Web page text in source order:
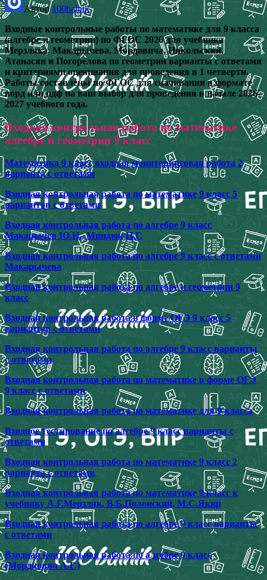
Автор100balnik
Входные контрольные работы по математике для 9 класса
(алгебре и геометрии) по ФГОС 2026 для учебника
Мерзляка, Макарычева, Мордовича, Никольский,
Атанасян и Погорелова по геометрии варианты с ответами
и критериями оценивания для проведения в 1 четверти.
Работы составлены по ФГОС для скачивания в формате
ворд или пдф на ваш выбор для проведения в начале 2026-
2027 учебного года.
Входная контрольная работа по математике
алгебре и геометрии 9 класс
Математика 9 класс входная мониторинговая работа 2
варианта с ответами
Входная контрольная работа по математике 9 класс 5
вариантов с ответами
Входная контрольная работа по алгебре 9 класс
Макарычев Ю.Н., Миндюк Н.Г.
Входная контрольная работа по алгебре 9 класс с ответами
Макарычева
Входная контрольная работа по алгебре и геометрии 9
класс
Входная контрольная работа в форме ОГЭ 9 класс 5
вариантов с ответами
Входная контрольная работа по алгебре 9 класс варианты
с ответами
Входная контрольная работа по математике в форме ОГЭ
9 класс с ответами
Входная контрольная работа по математике для 9 класса
Входное тестирование по алгебре 9 класс варианты с
ответами
Входная контрольная работа по математике 9 класс 2
варианта с ответами
Входная контрольная работа по математике 9 класс к
учебнику А.Г.Мерзляк, В.Б.Полонский, М.С.Якир
Входная контрольная работа по алгебре 9 класс варианты
с ответами
Входная контрольная работа по алгебре 9 класс
(Мордкович А.Г.)